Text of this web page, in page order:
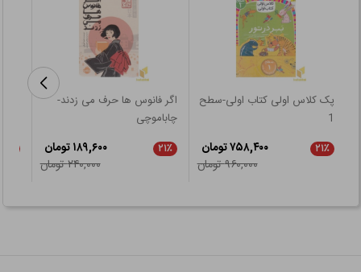
پک کلاس اولی کتاب اولی-سطح
1
۲۱٪
۷۵۸,۴۰۰ تومان
۹۶۰,۰۰۰ تومان
اگر فانوس ها حرف می زدند-
چاباموچی
۲۱٪
۱۸۹,۶۰۰ تومان
۲۴۰,۰۰۰ تومان